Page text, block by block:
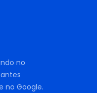
no
no Google.